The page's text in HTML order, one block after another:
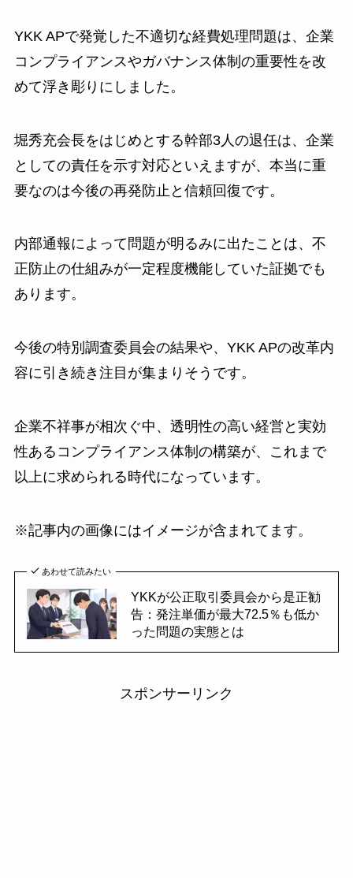
YKK APで発覚した不適切な経費処理問題は、企業
コンプライアンスやガバナンス体制の重要性を改
めて浮き彫りにしました。
堀秀充会長をはじめとする幹部3人の退任は、企業
としての責任を示す対応といえますが、本当に重
要なのは今後の再発防止と信頼回復です。
内部通報によって問題が明るみに出たことは、不
正防止の仕組みが一定程度機能していた証拠でも
あります。
今後の特別調査委員会の結果や、YKK APの改革内
容に引き続き注目が集まりそうです。
企業不祥事が相次ぐ中、透明性の高い経営と実効
性あるコンプライアンス体制の構築が、これまで
以上に求められる時代になっています。
※記事内の画像にはイメージが含まれてます。
あわせて読みたい
YKKが公正取引委員会から是正勧
告：発注単価が最大72.5％も低か
った問題の実態とは
スポンサーリンク